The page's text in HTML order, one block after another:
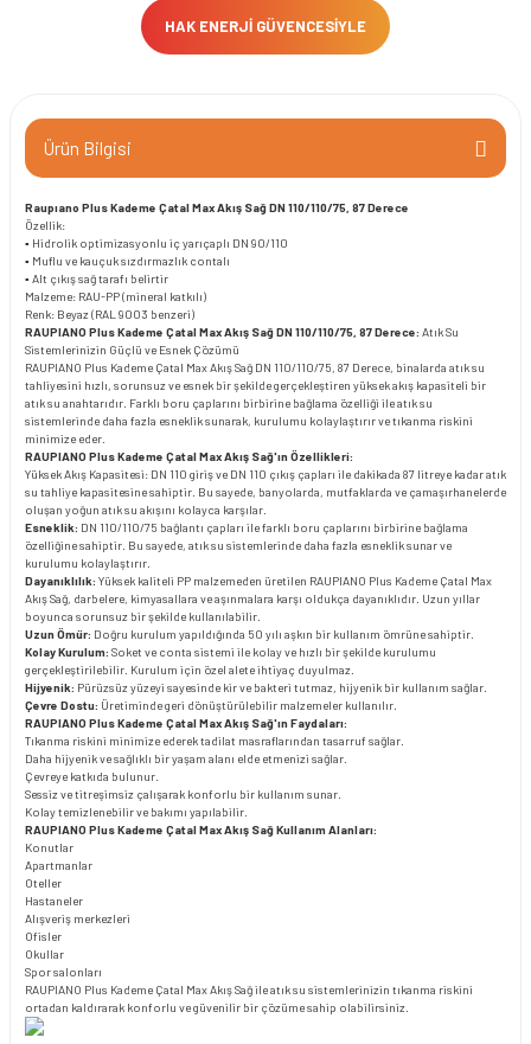
HAK ENERJİ GÜVENCESİYLE
Ürün Bilgisi
Raupıano Plus Kademe Çatal Max Akış Sağ DN 110/110/75, 87 Derece
Özellik:
▪ Hidrolik optimizasyonlu iç yarıçaplı DN 90/110
▪ Muflu ve kauçuk sızdırmazlık contalı
▪ Alt çıkış sağ tarafı belirtir
Malzeme: RAU-PP (mineral katkılı)
Renk: Beyaz (RAL 9003 benzeri)
RAUPIANO Plus Kademe Çatal Max Akış Sağ DN 110/110/75, 87 Derece: Atık Su
Sistemlerinizin Güçlü ve Esnek Çözümü
RAUPIANO Plus Kademe Çatal Max Akış Sağ DN 110/110/75, 87 Derece, binalarda atık su
tahliyesini hızlı, sorunsuz ve esnek bir şekilde gerçekleştiren yüksek akış kapasiteli bir
atık su anahtarıdır. Farklı boru çaplarını birbirine bağlama özelliği ile atık su
sistemlerinde daha fazla esneklik sunarak, kurulumu kolaylaştırır ve tıkanma riskini
minimize eder.
RAUPIANO Plus Kademe Çatal Max Akış Sağ'ın Özellikleri:
Yüksek Akış Kapasitesi: DN 110 giriş ve DN 110 çıkış çapları ile dakikada 87 litreye kadar atık
su tahliye kapasitesine sahiptir. Bu sayede, banyolarda, mutfaklarda ve çamaşırhanelerde
oluşan yoğun atık su akışını kolayca karşılar.
Esneklik: DN 110/110/75 bağlantı çapları ile farklı boru çaplarını birbirine bağlama
özelliğine sahiptir. Bu sayede, atık su sistemlerinde daha fazla esneklik sunar ve
kurulumu kolaylaştırır.
Dayanıklılık: Yüksek kaliteli PP malzemeden üretilen RAUPIANO Plus Kademe Çatal Max
Akış Sağ, darbelere, kimyasallara ve aşınmalara karşı oldukça dayanıklıdır. Uzun yıllar
boyunca sorunsuz bir şekilde kullanılabilir.
Uzun Ömür: Doğru kurulum yapıldığında 50 yılı aşkın bir kullanım ömrüne sahiptir.
Kolay Kurulum: Soket ve conta sistemi ile kolay ve hızlı bir şekilde kurulumu
gerçekleştirilebilir. Kurulum için özel alete ihtiyaç duyulmaz.
Hijyenik: Pürüzsüz yüzeyi sayesinde kir ve bakteri tutmaz, hijyenik bir kullanım sağlar.
Çevre Dostu: Üretiminde geri dönüştürülebilir malzemeler kullanılır.
RAUPIANO Plus Kademe Çatal Max Akış Sağ'ın Faydaları:
Tıkanma riskini minimize ederek tadilat masraflarından tasarruf sağlar.
Daha hijyenik ve sağlıklı bir yaşam alanı elde etmenizi sağlar.
Çevreye katkıda bulunur.
Sessiz ve titreşimsiz çalışarak konforlu bir kullanım sunar.
Kolay temizlenebilir ve bakımı yapılabilir.
RAUPIANO Plus Kademe Çatal Max Akış Sağ Kullanım Alanları:
Konutlar
Apartmanlar
Oteller
Hastaneler
Alışveriş merkezleri
Ofisler
Okullar
Spor salonları
RAUPIANO Plus Kademe Çatal Max Akış Sağ ile atık su sistemlerinizin tıkanma riskini
ortadan kaldırarak konforlu ve güvenilir bir çözüme sahip olabilirsiniz.